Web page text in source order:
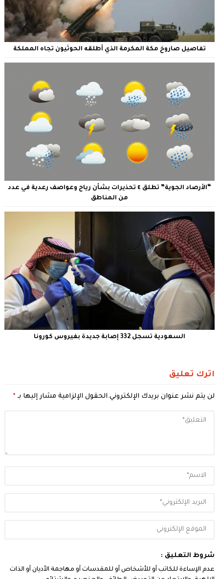
تفاصيل صاروخ مكة المكرمة الذي أطلقه الحوثيون تجاه المملكة
“الأرصاد الجوية” تطلق ٤ تحذيرات بشأن رياح وعواصف رعدية في عدد
من المناطق
السعودية تسجل 332 إصابة جديدة بفيروس كورونا
اترك تعليق
لن يتم نشر عنوان بريدك الإلكتروني.الحقول الإلزامية مشار إليها بـ *
شروط التعليق :
عدم الإساءة للكاتب أو للأشخاص أو للمقدسات أو مهاجمة الأديان أو الذات